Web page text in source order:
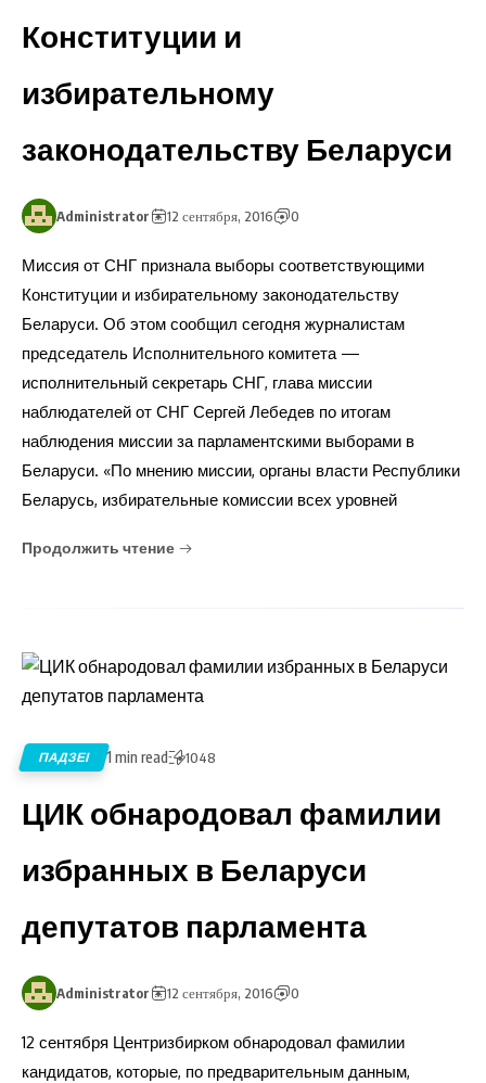
Конституции и
избирательному
законодательству Беларуси
Administrator 12 сентября, 2016 0
Миссия от СНГ признала выборы соответствующими
Конституции и избирательному законодательству
Беларуси. Об этом сообщил сегодня журналистам
председатель Исполнительного комитета —
исполнительный секретарь СНГ, глава миссии
наблюдателей от СНГ Сергей Лебедев по итогам
наблюдения миссии за парламентскими выборами в
Беларуси. «По мнению миссии, органы власти Республики
Беларусь, избирательные комиссии всех уровней
Продолжить чтение
ПАДЗЕІ 1 min read 1048
ЦИК обнародовал фамилии
избранных в Беларуси
депутатов парламента
Administrator 12 сентября, 2016 0
12 сентября Центризбирком обнародовал фамилии
кандидатов, которые, по предварительным данным,